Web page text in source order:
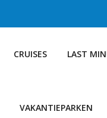
CRUISES LAST
VAKANTIEPARKEN